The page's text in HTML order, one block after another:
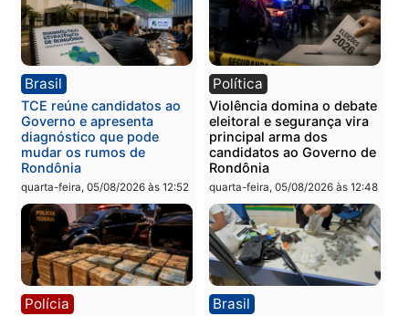
Polícia
Homem é preso com
drogas durante ação da
PM no Castanheira
quinta-feira, 06/08/2026 às 09:02
Polícia
Polícia Civil prende dois
homens por tortura,
tráfico e posse de arma
Itapuã
quinta-feira, 06/08/2026 às